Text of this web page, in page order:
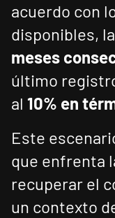
acuerdo con
disponibles,
meses
último
al 10% en
Este
que enfrenta
recuperar el
un contexto